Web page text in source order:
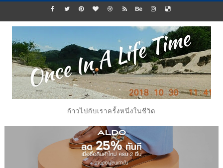
ก้าวไปกับเราครั้งหนึ่งในชีวิต